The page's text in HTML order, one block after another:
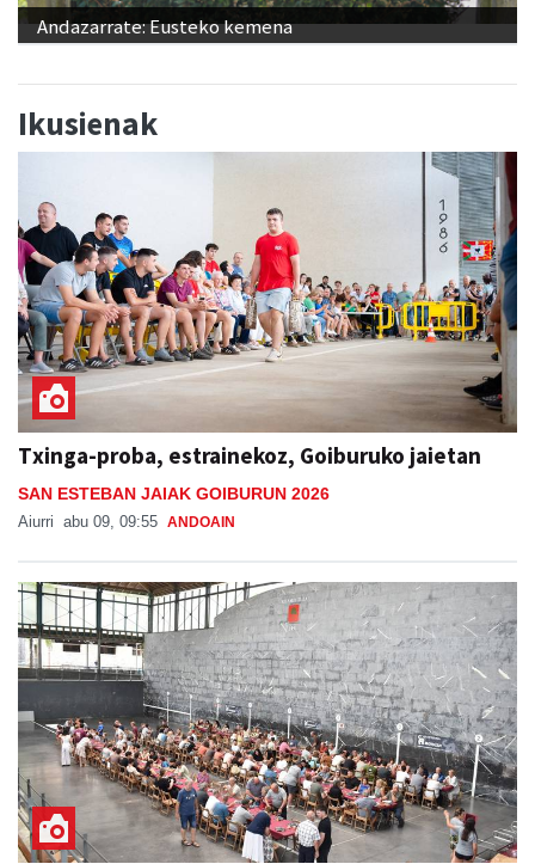
Andazarrate: Eusteko kemena
Ikusienak
Txinga-proba, estrainekoz, Goiburuko jaietan
SAN ESTEBAN JAIAK GOIBURUN 2026
Aiurri abu 09, 09:55 ANDOAIN